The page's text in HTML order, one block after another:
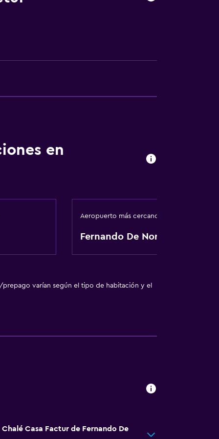
en
Aeropuerto más cercano
Fernando De Noronha
prepago varían según el tipo de habitación y el
Casa Factur de Fernando De